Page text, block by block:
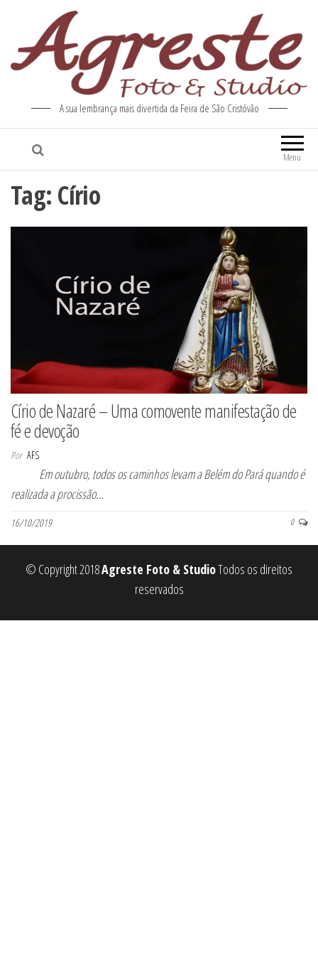
A sua lembrança mais divertida da Feira de São Cristóvão
Menu
Tag: Círio
Círio de Nazaré – Uma comovente manifestação de
fé e devoção
Por AFS
Em outubro, todos os caminhos levam a Belém do Pará quando é
realizada a procissão…
16/10/2019 0
© Copyright 2018Agreste Foto & StudioTodos os direitos
reservados